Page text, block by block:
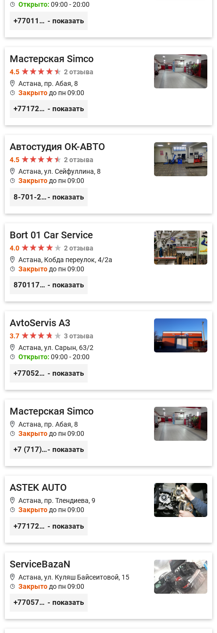
Открыто: 09:00 - 20:00
+77011248780 - показать
Мастерская Simco
4.5
2 отзыва
Астана, пр. Абая, 8
Закрыто до пн 09:00
+77172481239 - показать
Автостудия ОК-АВТО
4.5
2 отзыва
Астана, ул. Сейфуллина, 8
Закрыто до пн 09:00
8-701-250-88-00- показать
Bort 01 Car Service
4.0
2 отзыва
Астана, Кобда переулок, 4/2а
Закрыто до пн 09:00
87011754444 - показать
AvtoServis A3
3.7
3 отзыва
Астана, ул. Сарын, 63/2
Открыто: 09:00 - 20:00
+77052327760 - показать
Мастерская Simco
Астана, пр. Абая, 8
Закрыто до пн 09:00
+7 (717) 248-12-39- показать
ASTEK AUTO
Астана, пр. Тлендиева, 9
Закрыто до пн 09:00
+77172944444 - показать
ServiceBazaN
Астана, ул. Куляш Байсеитовой, 15
Закрыто до пн 09:00
+77057425938 - показать